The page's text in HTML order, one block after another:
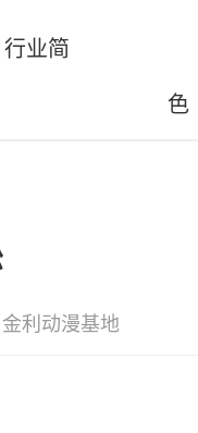
行业简
色
利动漫基地